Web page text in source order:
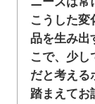
こうした変
品を生み出
こで、少し
だと考える
踏まえてお